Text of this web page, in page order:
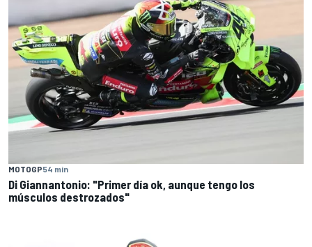
MOTOGP54 min
Di Giannantonio: "Primer día ok, aunque tengo los
músculos destrozados"